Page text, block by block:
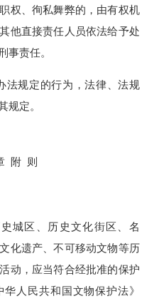
权、徇私舞弊的，由有权机
他直接责任人员依法给予处
事责任。
法规定的行为，法律、法规
规定。
附 则
城区、历史文化街区、名
化遗产、不可移动文物等历
动，应当符合经批准的保护
人民共和国文物保护法》